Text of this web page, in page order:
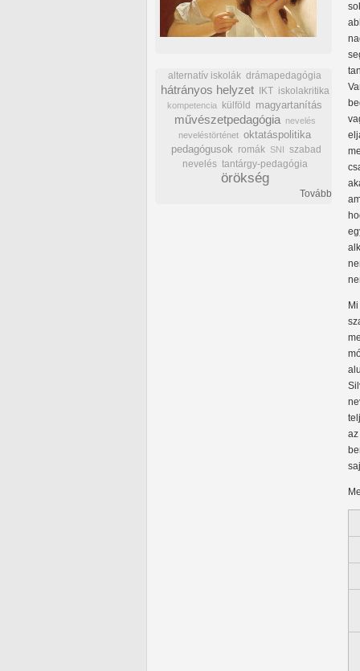
alternatív iskolák drámapedagógia
hátrányos helyzet IKT iskolakritika
kompetencia külföld magyartanítás
művészetpedagógia
nevelés
neveléstörténet oktatáspolitika
pedagógusok romák SNI szabad
nevelés tantárgy-pedagógia
örökség
Tovább